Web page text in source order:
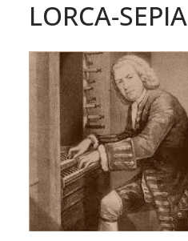
LORCA-SEPIA